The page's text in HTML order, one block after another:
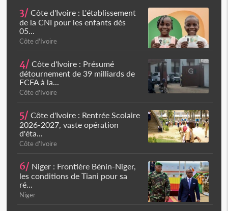
3/ Côte d'Ivoire : L'établissement
de la CNI pour les enfants dès
05...
Côte d'Ivoire
4/ Côte d'Ivoire : Présumé
détournement de 39 milliards de
FCFA à la...
Côte d'Ivoire
5/ Côte d'Ivoire : Rentrée Scolaire
2026-2027, vaste opération
d'éta...
Côte d'Ivoire
6/ Niger : Frontière Bénin-Niger,
les conditions de Tiani pour sa
ré...
Niger